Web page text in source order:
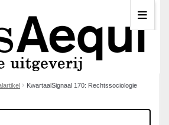
KwartaalSignaal 170: Rechtssociologie